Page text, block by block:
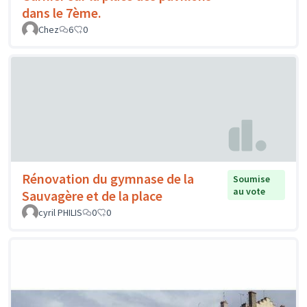
dans le 7ème.
Chez 6 0
Rénovation du gymnase de la
Sauvagère et de la place
Soumise
au vote
cyril PHILIS
0 0